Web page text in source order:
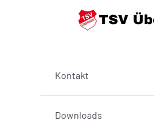
Kontakt
Downloads